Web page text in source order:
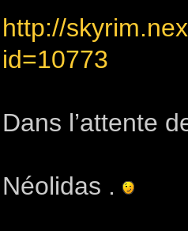
http://
id=10773
Dans l’attente
Néolidas .